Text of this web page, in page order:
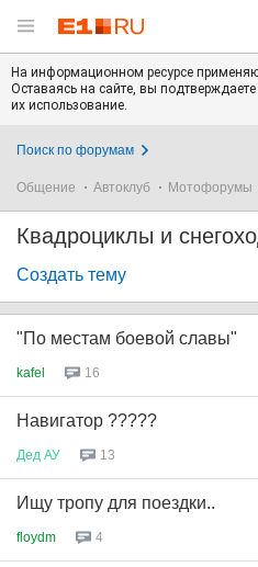
На информационном ресурсе
Оставаясь на сайте, вы подтверждаете
их использование.
Поиск по форумам
Общение Автоклуб Мотофорумы
Квадроциклы и
Создать тему
"По местам боевой славы"
kafel 16
Навигатор ?????
Дед АУ 13
Ищу тропу для поездки..
floydm 4